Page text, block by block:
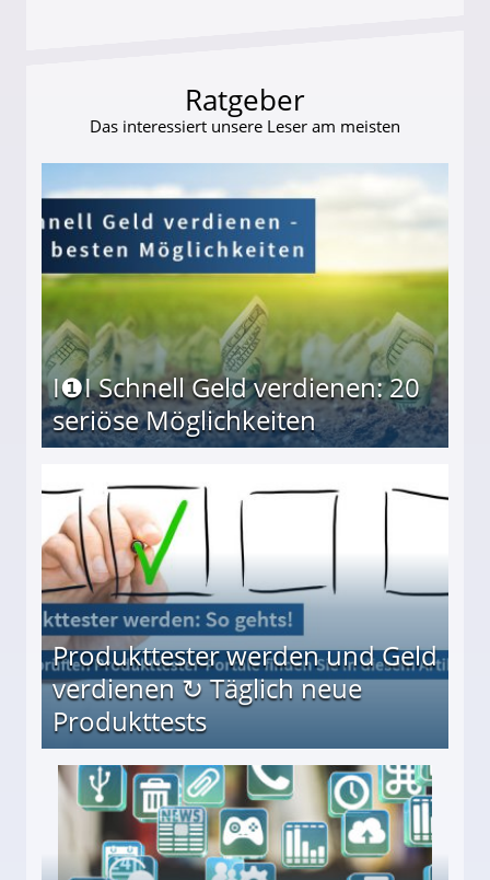
Ratgeber
Das interessiert unsere Leser am meisten
I❶I Schnell Geld verdienen: 20
seriöse Möglichkeiten
Produkttester werden und Geld
verdienen ↻ Täglich neue
Produkttests
↻ Täglich neue Produkttests